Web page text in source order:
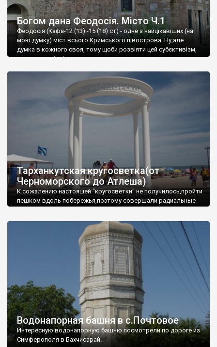
Богом дана Феодосія. Місто Ч.1
Феодосія (Кафа-12 (13) -15 (18) ст) - одне з найцікавіших (на
мою думку) міст всього Кримського півострова .Ну,але
думка в кожного своя, тому щоби розвіяти цей субєктивізм,
запрошую відвідати це
Тарханкутская кругосветка(от
Черноморского до Атлеша)
К сожалению настоящей "кругосветки" не получилось,пройти
пешком вдоль побережья,поэтому совершали радиальные
Водонапорная башня в с.Почтовое
Интересную водонапорную башню посмотрели по дороге из
Симферополя в Бахчисарай.